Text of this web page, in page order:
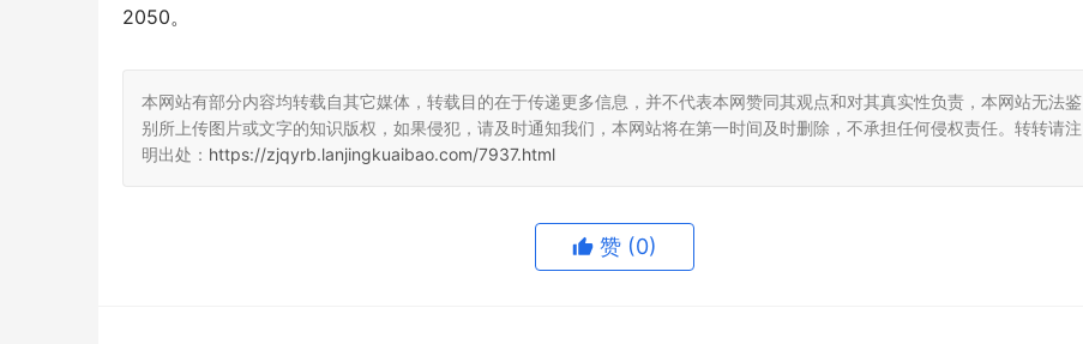
2050。
本网站有部分内容均转载自其它媒体，转载目的在于传递更多信息，并不代表本网赞同其观点和对其真实性负责，本网站无法鉴
别所上传图片或文字的知识版权，如果侵犯，请及时通知我们，本网站将在第一时间及时删除，不承担任何侵权责任。转转请注
明出处： https://zjqyrb.lanjingkuaibao.com/7937.html
赞 (0)